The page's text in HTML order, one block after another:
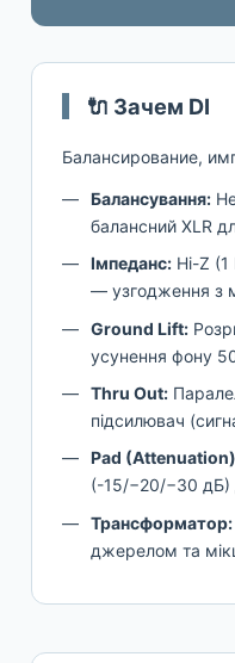
🔌 Зачем DI
Балансирование,
Балансування:
балансний XLR
Імпеданс: Hi-Z
— узгодження з
Ground Lift:
усунення фону
Thru Out:
підсилювач
Pad
(-15/−20/−30 дБ)
Трансформатор:
джерелом та